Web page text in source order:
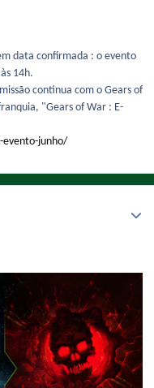
data confirmada : o evento
14h.
continua com o Gears of
"Gears of War : E-
evento-junho/